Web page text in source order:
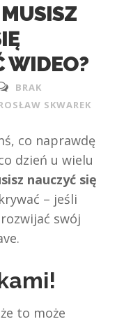
WIDEO?
BRAK
SKWAREK
co naprawdę
dzień u wielu
nauczyć się
– jeśli
swój
to może